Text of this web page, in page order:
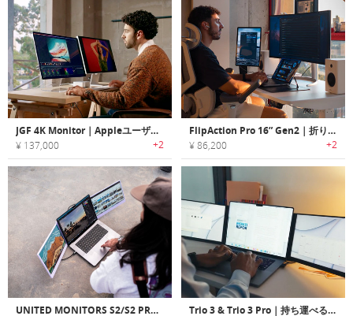
JGF 4K Monitor｜Appleユーザーにぴったり！液タブとしても使える多機能タッチモニター
¥ 137,000 +2
FlipAction Pro 16” Gen2｜折りたたみ可能な超薄型16インチモニター
¥ 86,200 +2
UNITED MONITORS S2/S2 PRO｜作業効率が上がる折りたたみ外部モニター Trio 3 & Trio 3 Pro｜持ち運べるマルチ画面。仕事効率を3倍にする外部モニター